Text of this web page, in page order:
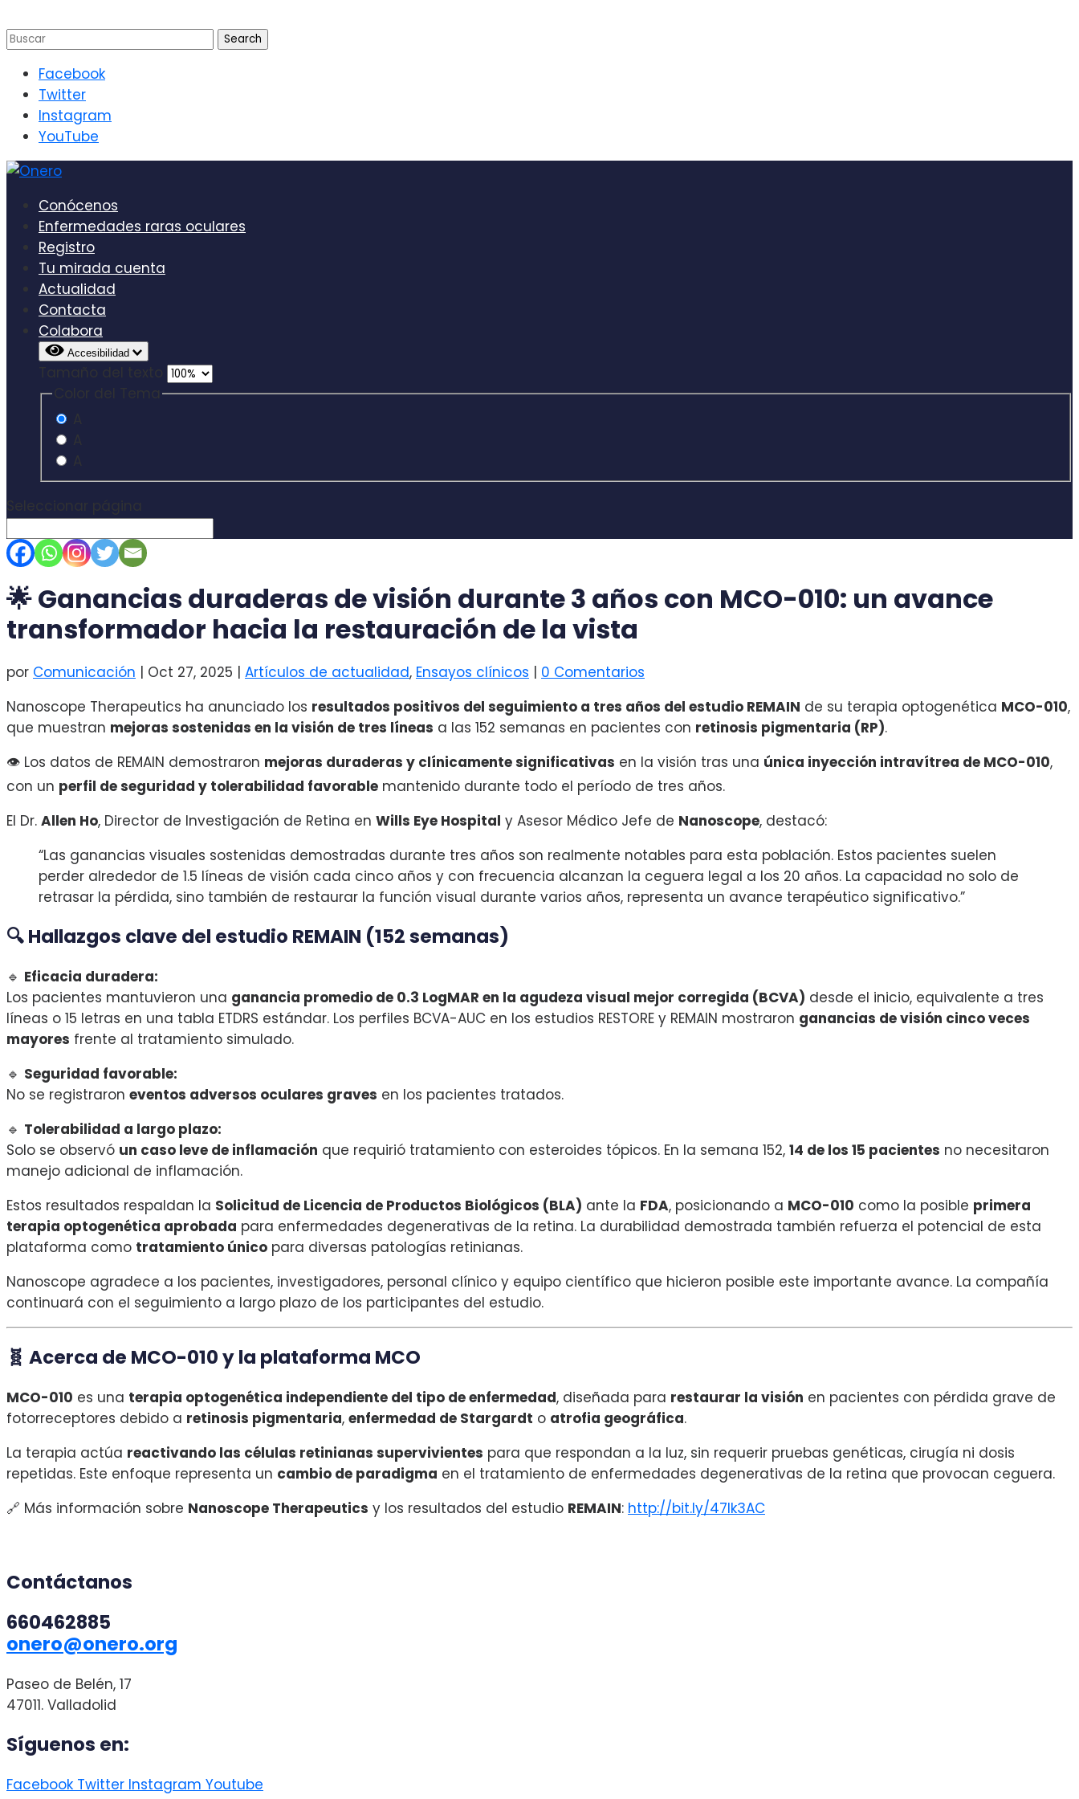
Facebook
Twitter
Instagram
YouTube
Conócenos
Enfermedades raras oculares
Registro
Tu mirada cuenta
Actualidad
Contacta
Colabora
Accesibilidad
🌟 Ganancias duraderas de visión durante 3 años con MCO-010: un avance
transformador hacia la restauración de la vista
por Comunicación Oct 27, 2025 Artículos de actualidad, Ensayos clínicos
0 Comentarios
Nanoscope Therapeutics ha anunciado los resultados positivos del seguimiento a tres años del estudio REMAIN de su terapia optogenética MCO-010,
que muestran mejoras sostenidas en la visión de tres líneas a las 152 semanas en pacientes con retinosis pigmentaria (RP).
👁️ Los datos de REMAIN demostraron mejoras duraderas y clínicamente significativas en la visión tras una única inyección intravítrea de MCO-010,
con un perfil de seguridad y tolerabilidad favorable mantenido durante todo el período de tres años.
El Dr. Allen Ho, Director de Investigación de Retina en Wills Eye Hospital y Asesor Médico Jefe de Nanoscope, destacó:
“Las ganancias visuales sostenidas demostradas durante tres años son realmente notables para esta población. Estos pacientes suelen
perder alrededor de 1.5 líneas de visión cada cinco años y con frecuencia alcanzan la ceguera legal a los 20 años. La capacidad no solo de
retrasar la pérdida, sino también de restaurar la función visual durante varios años, representa un avance terapéutico significativo.”
🔍 Hallazgos clave del estudio REMAIN (152 semanas)
🔹 Eficacia duradera:
Los pacientes mantuvieron una ganancia promedio de 0.3 LogMAR en la agudeza visual mejor corregida (BCVA) desde el inicio, equivalente a tres
líneas o 15 letras en una tabla ETDRS estándar. Los perfiles BCVA-AUC en los estudios RESTORE y REMAIN mostraron ganancias de visión cinco veces
mayores frente al tratamiento simulado.
🔹 Seguridad favorable:
No se registraron eventos adversos oculares graves en los pacientes tratados.
🔹 Tolerabilidad a largo plazo:
Solo se observó un caso leve de inflamación que requirió tratamiento con esteroides tópicos. En la semana 152, 14 de los 15 pacientes no necesitaron
manejo adicional de inflamación.
Estos resultados respaldan la Solicitud de Licencia de Productos Biológicos (BLA) ante la FDA, posicionando a MCO-010 como la posible primera
terapia optogenética aprobada para enfermedades degenerativas de la retina. La durabilidad demostrada también refuerza el potencial de esta
plataforma como tratamiento único para diversas patologías retinianas.
Nanoscope agradece a los pacientes, investigadores, personal clínico y equipo científico que hicieron posible este importante avance. La compañía
continuará con el seguimiento a largo plazo de los participantes del estudio.
🧬 Acerca de MCO-010 y la plataforma MCO
MCO-010 es una terapia optogenética independiente del tipo de enfermedad, diseñada para restaurar la visión en pacientes con pérdida grave de
fotorreceptores debido a retinosis pigmentaria, enfermedad de Stargardt o atrofia geográfica.
La terapia actúa reactivando las células retinianas supervivientes para que respondan a la luz, sin requerir pruebas genéticas, cirugía ni dosis
repetidas. Este enfoque representa un cambio de paradigma en el tratamiento de enfermedades degenerativas de la retina que provocan ceguera.
🔗 Más información sobre Nanoscope Therapeutics y los resultados del estudio REMAIN: http://bit.ly/47lk3AC
Contáctanos
660462885
onero@onero.org
Paseo de Belén, 17
47011. Valladolid
Síguenos en:
Facebook Twitter Instagram Youtube